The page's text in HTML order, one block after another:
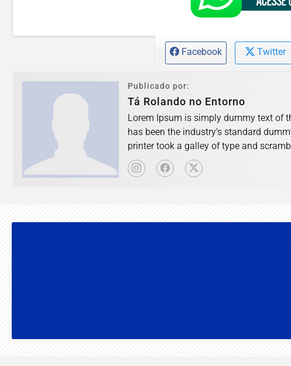
Facebook Twitter
Publicado por:
Tá Rolando no Entorno
Lorem Ipsum is simply dummy text of
has been the industry's standard
printer took a galley of type and